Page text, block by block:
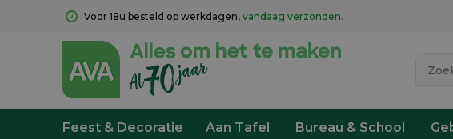
Voor 18u besteld op werkdagen, vandaag verzonden.
Feest & Decoratie Aan Tafel Bureau & School